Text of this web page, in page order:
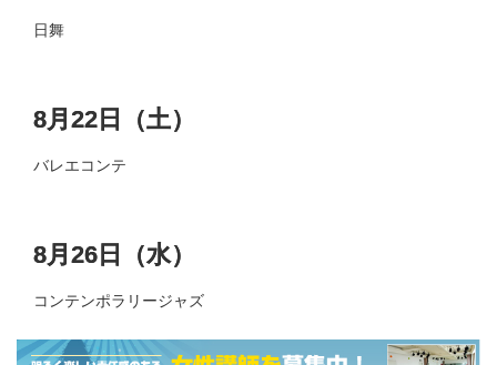
日舞
8月22日（土）
バレエコンテ
8月26日（水）
コンテンポラリージャズ